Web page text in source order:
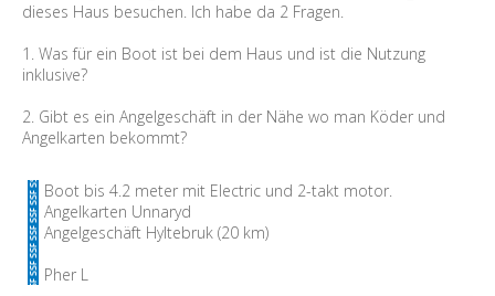
dieses Haus besuchen. Ich habe da 2 Fragen.
1. Was für ein Boot ist bei dem Haus und ist die Nutzung
inklusive?
2. Gibt es ein Angelgeschäft in der Nähe wo man Köder und
Angelkarten bekommt?
Boot bis 4.2 meter mit Electric und 2-takt motor.
Angelkarten Unnaryd
Angelgeschäft Hyltebruk (20 km)
Pher L